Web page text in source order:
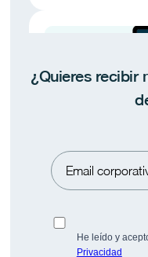
Pulse BeFlex ·
empresas BeFlex.
¿Quieres recibir
He leído y
Privacidad